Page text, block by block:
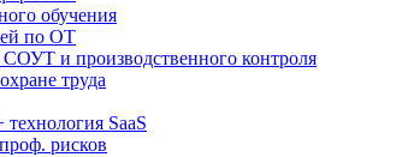
обучения
по ОТ
и производственного контроля
труда
технология SaaS
рисков